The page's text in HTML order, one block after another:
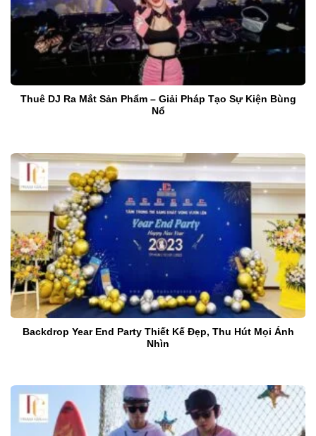
Thuê DJ Ra Mắt Sản Phẩm – Giải Pháp Tạo Sự Kiện Bùng
Nổ
Backdrop Year End Party Thiết Kế Đẹp, Thu Hút Mọi Ánh
Nhìn